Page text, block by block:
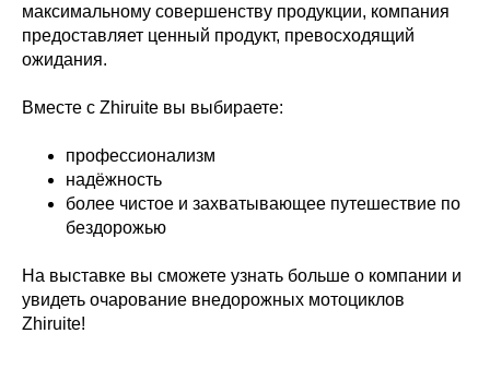
максимальному совершенству продукции, компания
предоставляет ценный продукт, превосходящий
ожидания.
Вместе с Zhiruite вы выбираете:
профессионализм
надёжность
более чистое и захватывающее путешествие по
бездорожью
На выставке вы сможете узнать больше о компании и
увидеть очарование внедорожных мотоциклов
Zhiruite!